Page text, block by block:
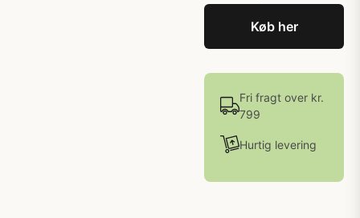
Køb her
Fri fragt over kr.
799
Hurtig levering